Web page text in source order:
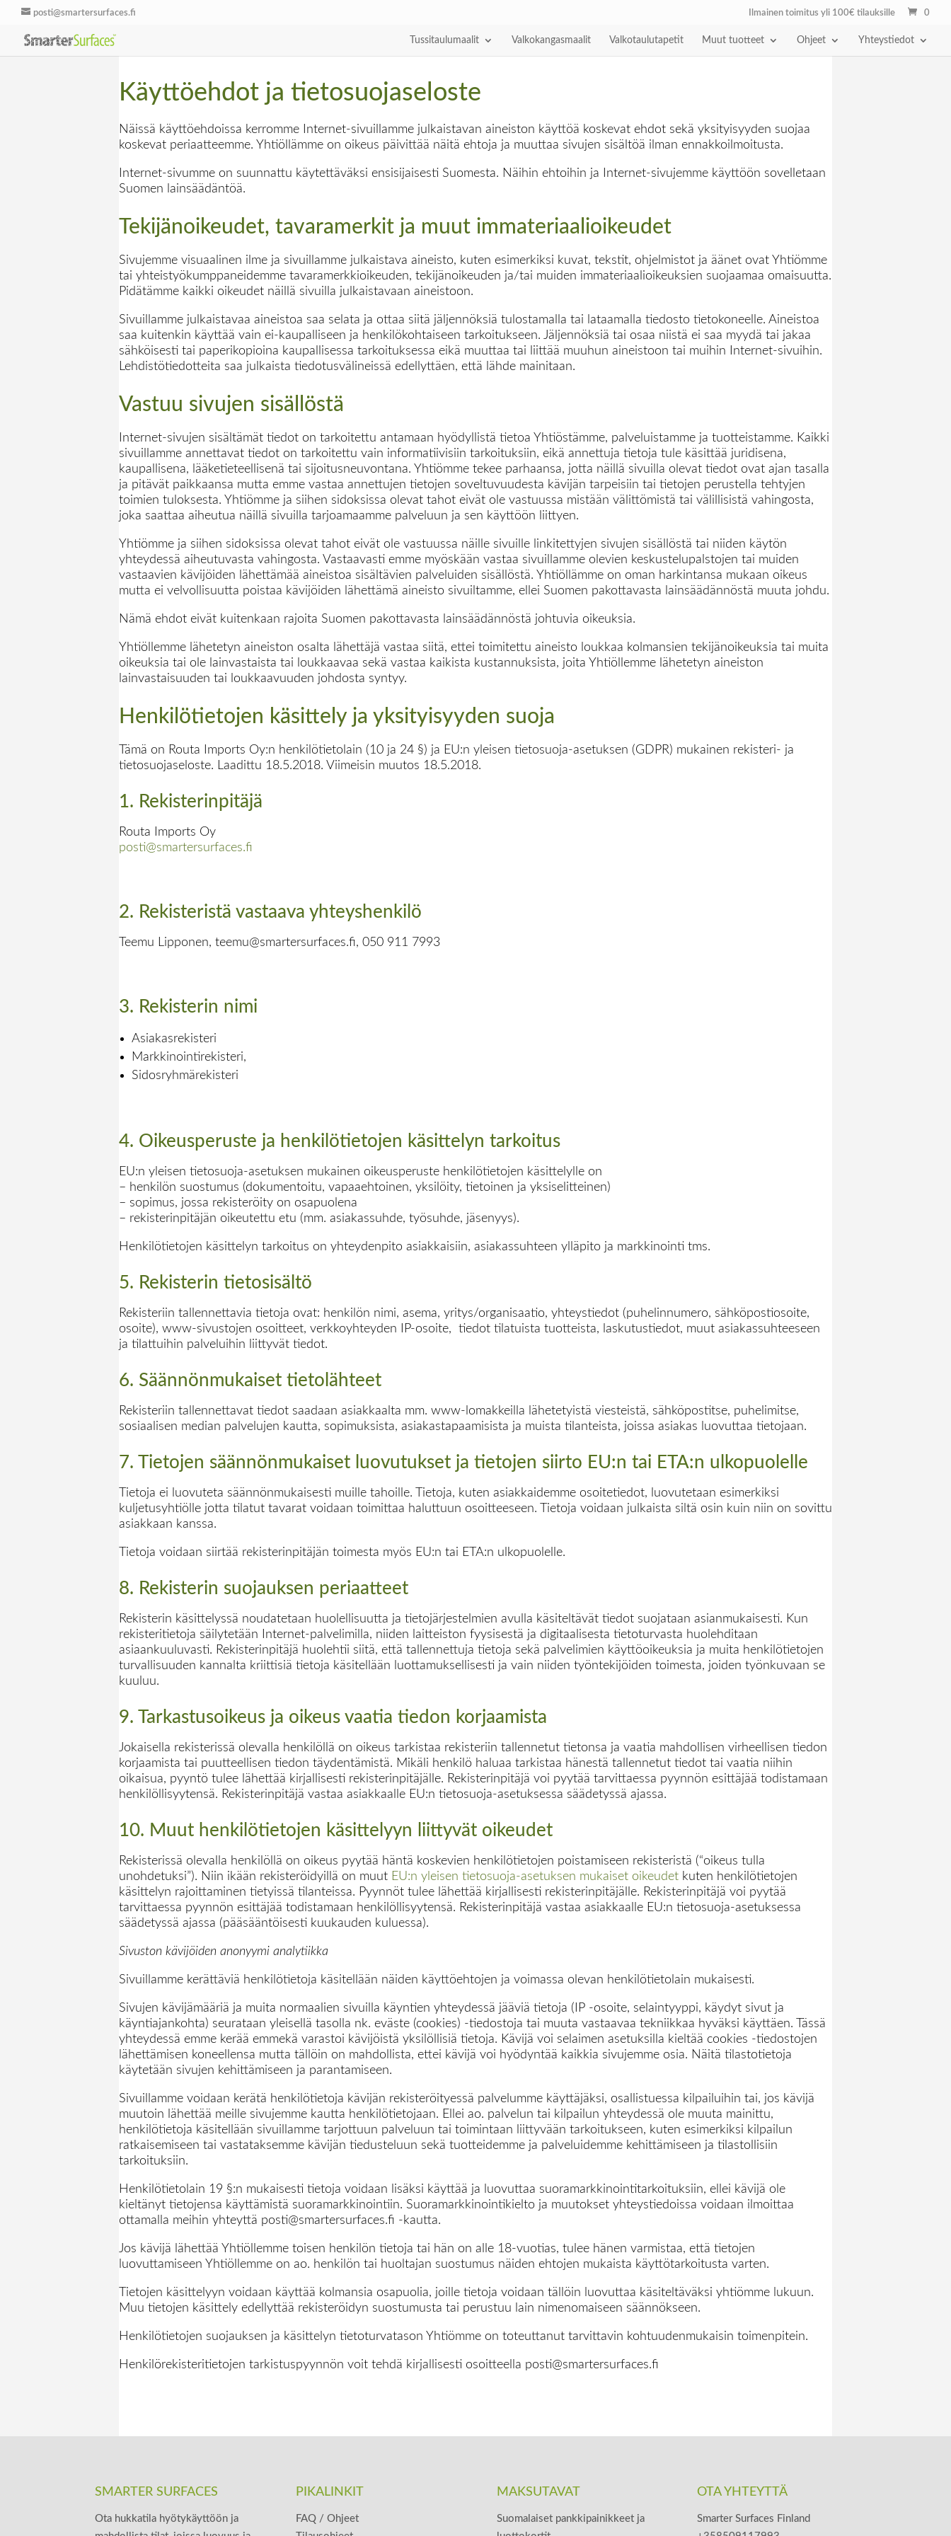
posti@smartersurfaces.fi Ilmainen toimitus yli 100€ tilauksille 0
Tussitaulumaalit Valkokangasmaalit Valkotaulutapetit Muut tuotteet Ohjeet Yhteystiedot
Käyttöehdot ja tietosuojaseloste
Näissä käyttöehdoissa kerromme Internet-sivuillamme julkaistavan aineiston käyttöä koskevat ehdot sekä yksityisyyden suojaa
koskevat periaatteemme. Yhtiöllämme on oikeus päivittää näitä ehtoja ja muuttaa sivujen sisältöä ilman ennakkoilmoitusta.
Internet-sivumme on suunnattu käytettäväksi ensisijaisesti Suomesta. Näihin ehtoihin ja Internet-sivujemme käyttöön sovelletaan
Suomen lainsäädäntöä.
Tekijänoikeudet, tavaramerkit ja muut immateriaalioikeudet
Sivujemme visuaalinen ilme ja sivuillamme julkaistava aineisto, kuten esimerkiksi kuvat, tekstit, ohjelmistot ja äänet ovat Yhtiömme
tai yhteistyökumppaneidemme tavaramerkkioikeuden, tekijänoikeuden ja/tai muiden immateriaalioikeuksien suojaamaa omaisuutta.
Pidätämme kaikki oikeudet näillä sivuilla julkaistavaan aineistoon.
Sivuillamme julkaistavaa aineistoa saa selata ja ottaa siitä jäljennöksiä tulostamalla tai lataamalla tiedosto tietokoneelle. Aineistoa
saa kuitenkin käyttää vain ei-kaupalliseen ja henkilökohtaiseen tarkoitukseen. Jäljennöksiä tai osaa niistä ei saa myydä tai jakaa
sähköisesti tai paperikopioina kaupallisessa tarkoituksessa eikä muuttaa tai liittää muuhun aineistoon tai muihin Internet-sivuihin.
Lehdistötiedotteita saa julkaista tiedotusvälineissä edellyttäen, että lähde mainitaan.
Vastuu sivujen sisällöstä
Internet-sivujen sisältämät tiedot on tarkoitettu antamaan hyödyllistä tietoa Yhtiöstämme, palveluistamme ja tuotteistamme. Kaikki
sivuillamme annettavat tiedot on tarkoitettu vain informatiivisiin tarkoituksiin, eikä annettuja tietoja tule käsittää juridisena,
kaupallisena, lääketieteellisenä tai sijoitusneuvontana. Yhtiömme tekee parhaansa, jotta näillä sivuilla olevat tiedot ovat ajan tasalla
ja pitävät paikkaansa mutta emme vastaa annettujen tietojen soveltuvuudesta kävijän tarpeisiin tai tietojen perustella tehtyjen
toimien tuloksesta. Yhtiömme ja siihen sidoksissa olevat tahot eivät ole vastuussa mistään välittömistä tai välillisistä vahingosta,
joka saattaa aiheutua näillä sivuilla tarjoamaamme palveluun ja sen käyttöön liittyen.
Yhtiömme ja siihen sidoksissa olevat tahot eivät ole vastuussa näille sivuille linkitettyjen sivujen sisällöstä tai niiden käytön
yhteydessä aiheutuvasta vahingosta. Vastaavasti emme myöskään vastaa sivuillamme olevien keskustelupalstojen tai muiden
vastaavien kävijöiden lähettämää aineistoa sisältävien palveluiden sisällöstä. Yhtiöllämme on oman harkintansa mukaan oikeus
mutta ei velvollisuutta poistaa kävijöiden lähettämä aineisto sivuiltamme, ellei Suomen pakottavasta lainsäädännöstä muuta johdu.
Nämä ehdot eivät kuitenkaan rajoita Suomen pakottavasta lainsäädännöstä johtuvia oikeuksia.
Yhtiöllemme lähetetyn aineiston osalta lähettäjä vastaa siitä, ettei toimitettu aineisto loukkaa kolmansien tekijänoikeuksia tai muita
oikeuksia tai ole lainvastaista tai loukkaavaa sekä vastaa kaikista kustannuksista, joita Yhtiöllemme lähetetyn aineiston
lainvastaisuuden tai loukkaavuuden johdosta syntyy.
Henkilötietojen käsittely ja yksityisyyden suoja
Tämä on Routa Imports Oy:n henkilötietolain (10 ja 24 §) ja EU:n yleisen tietosuoja-asetuksen (GDPR) mukainen rekisteri- ja
tietosuojaseloste. Laadittu 18.5.2018. Viimeisin muutos 18.5.2018.
1. Rekisterinpitäjä
Routa Imports Oy
posti@smartersurfaces.fi
2. Rekisteristä vastaava yhteyshenkilö
Teemu Lipponen, teemu@smartersurfaces.fi, 050 911 7993
3. Rekisterin nimi
Asiakasrekisteri
Markkinointirekisteri,
Sidosryhmärekisteri
4. Oikeusperuste ja henkilötietojen käsittelyn tarkoitus
EU:n yleisen tietosuoja-asetuksen mukainen oikeusperuste henkilötietojen käsittelylle on
– henkilön suostumus (dokumentoitu, vapaaehtoinen, yksilöity, tietoinen ja yksiselitteinen)
– sopimus, jossa rekisteröity on osapuolena
– rekisterinpitäjän oikeutettu etu (mm. asiakassuhde, työsuhde, jäsenyys).
Henkilötietojen käsittelyn tarkoitus on yhteydenpito asiakkaisiin, asiakassuhteen ylläpito ja markkinointi tms.
5. Rekisterin tietosisältö
Rekisteriin tallennettavia tietoja ovat: henkilön nimi, asema, yritys/organisaatio, yhteystiedot (puhelinnumero, sähköpostiosoite,
osoite), www-sivustojen osoitteet, verkkoyhteyden IP-osoite, tiedot tilatuista tuotteista, laskutustiedot, muut asiakassuhteeseen
ja tilattuihin palveluihin liittyvät tiedot.
6. Säännönmukaiset tietolähteet
Rekisteriin tallennettavat tiedot saadaan asiakkaalta mm. www-lomakkeilla lähetetyistä viesteistä, sähköpostitse, puhelimitse,
sosiaalisen median palvelujen kautta, sopimuksista, asiakastapaamisista ja muista tilanteista, joissa asiakas luovuttaa tietojaan.
7. Tietojen säännönmukaiset luovutukset ja tietojen siirto EU:n tai ETA:n ulkopuolelle
Tietoja ei luovuteta säännönmukaisesti muille tahoille. Tietoja, kuten asiakkaidemme osoitetiedot, luovutetaan esimerkiksi
kuljetusyhtiölle jotta tilatut tavarat voidaan toimittaa haluttuun osoitteeseen. Tietoja voidaan julkaista siltä osin kuin niin on sovittu
asiakkaan kanssa.
Tietoja voidaan siirtää rekisterinpitäjän toimesta myös EU:n tai ETA:n ulkopuolelle.
8. Rekisterin suojauksen periaatteet
Rekisterin käsittelyssä noudatetaan huolellisuutta ja tietojärjestelmien avulla käsiteltävät tiedot suojataan asianmukaisesti. Kun
rekisteritietoja säilytetään Internet-palvelimilla, niiden laitteiston fyysisestä ja digitaalisesta tietoturvasta huolehditaan
asiaankuuluvasti. Rekisterinpitäjä huolehtii siitä, että tallennettuja tietoja sekä palvelimien käyttöoikeuksia ja muita henkilötietojen
turvallisuuden kannalta kriittisiä tietoja käsitellään luottamuksellisesti ja vain niiden työntekijöiden toimesta, joiden työnkuvaan se
kuuluu.
9. Tarkastusoikeus ja oikeus vaatia tiedon korjaamista
Jokaisella rekisterissä olevalla henkilöllä on oikeus tarkistaa rekisteriin tallennetut tietonsa ja vaatia mahdollisen virheellisen tiedon
korjaamista tai puutteellisen tiedon täydentämistä. Mikäli henkilö haluaa tarkistaa hänestä tallennetut tiedot tai vaatia niihin
oikaisua, pyyntö tulee lähettää kirjallisesti rekisterinpitäjälle. Rekisterinpitäjä voi pyytää tarvittaessa pyynnön esittäjää todistamaan
henkilöllisyytensä. Rekisterinpitäjä vastaa asiakkaalle EU:n tietosuoja-asetuksessa säädetyssä ajassa.
10. Muut henkilötietojen käsittelyyn liittyvät oikeudet
Rekisterissä olevalla henkilöllä on oikeus pyytää häntä koskevien henkilötietojen poistamiseen rekisteristä (“oikeus tulla
unohdetuksi”). Niin ikään rekisteröidyillä on muut EU:n yleisen tietosuoja-asetuksen mukaiset oikeudet kuten henkilötietojen
käsittelyn rajoittaminen tietyissä tilanteissa. Pyynnöt tulee lähettää kirjallisesti rekisterinpitäjälle. Rekisterinpitäjä voi pyytää
tarvittaessa pyynnön esittäjää todistamaan henkilöllisyytensä. Rekisterinpitäjä vastaa asiakkaalle EU:n tietosuoja-asetuksessa
säädetyssä ajassa (pääsääntöisesti kuukauden kuluessa).
Sivuston kävijöiden anonyymi analytiikka
Sivuillamme kerättäviä henkilötietoja käsitellään näiden käyttöehtojen ja voimassa olevan henkilötietolain mukaisesti.
Sivujen kävijämääriä ja muita normaalien sivuilla käyntien yhteydessä jääviä tietoja (IP -osoite, selaintyyppi, käydyt sivut ja
käyntiajankohta) seurataan yleisellä tasolla nk. eväste (cookies) -tiedostoja tai muuta vastaavaa tekniikkaa hyväksi käyttäen. Tässä
yhteydessä emme kerää emmekä varastoi kävijöistä yksilöllisiä tietoja. Kävijä voi selaimen asetuksilla kieltää cookies -tiedostojen
lähettämisen koneellensa mutta tällöin on mahdollista, ettei kävijä voi hyödyntää kaikkia sivujemme osia. Näitä tilastotietoja
käytetään sivujen kehittämiseen ja parantamiseen.
Sivuillamme voidaan kerätä henkilötietoja kävijän rekisteröityessä palvelumme käyttäjäksi, osallistuessa kilpailuihin tai, jos kävijä
muutoin lähettää meille sivujemme kautta henkilötietojaan. Ellei ao. palvelun tai kilpailun yhteydessä ole muuta mainittu,
henkilötietoja käsitellään sivuillamme tarjottuun palveluun tai toimintaan liittyvään tarkoitukseen, kuten esimerkiksi kilpailun
ratkaisemiseen tai vastataksemme kävijän tiedusteluun sekä tuotteidemme ja palveluidemme kehittämiseen ja tilastollisiin
tarkoituksiin.
Henkilötietolain 19 §:n mukaisesti tietoja voidaan lisäksi käyttää ja luovuttaa suoramarkkinointitarkoituksiin, ellei kävijä ole
kieltänyt tietojensa käyttämistä suoramarkkinointiin. Suoramarkkinointikielto ja muutokset yhteystiedoissa voidaan ilmoittaa
ottamalla meihin yhteyttä posti@smartersurfaces.fi -kautta.
Jos kävijä lähettää Yhtiöllemme toisen henkilön tietoja tai hän on alle 18-vuotias, tulee hänen varmistaa, että tietojen
luovuttamiseen Yhtiöllemme on ao. henkilön tai huoltajan suostumus näiden ehtojen mukaista käyttötarkoitusta varten.
Tietojen käsittelyyn voidaan käyttää kolmansia osapuolia, joille tietoja voidaan tällöin luovuttaa käsiteltäväksi yhtiömme lukuun.
Muu tietojen käsittely edellyttää rekisteröidyn suostumusta tai perustuu lain nimenomaiseen säännökseen.
Henkilötietojen suojauksen ja käsittelyn tietoturvatason Yhtiömme on toteuttanut tarvittavin kohtuudenmukaisin toimenpitein.
Henkilörekisteritietojen tarkistuspyynnön voit tehdä kirjallisesti osoitteella posti@smartersurfaces.fi
SMARTER SURFACES
Ota hukkatila hyötykäyttöön ja
PIKALINKIT
FAQ / Ohjeet
MAKSUTAVAT
Suomalaiset pankkipainikkeet ja
OTA YHTEYTTÄ
Smarter Surfaces Finland